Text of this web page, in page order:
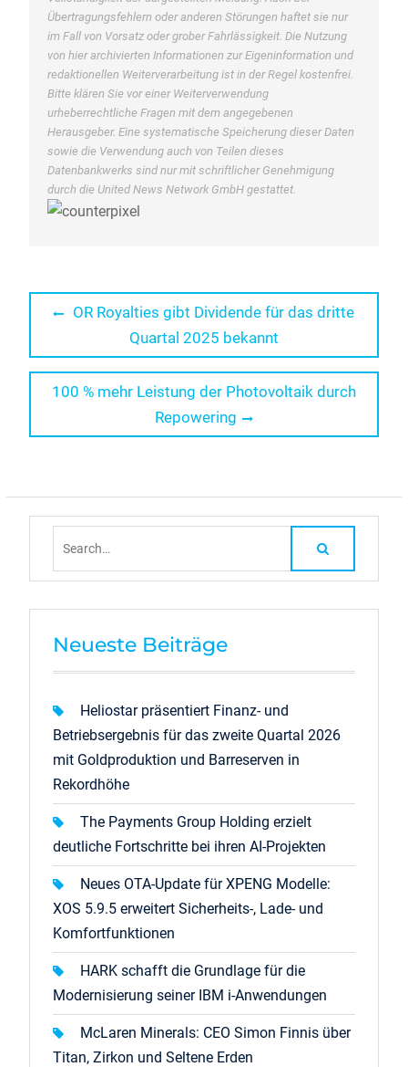
Übertragungsfehlern oder anderen Störungen haftet sie nur
im Fall von Vorsatz oder grober Fahrlässigkeit. Die Nutzung
von hier archivierten Informationen zur Eigeninformation und
redaktionellen Weiterverarbeitung ist in der Regel kostenfrei.
Bitte klären Sie vor einer Weiterverwendung
urheberrechtliche Fragen mit dem angegebenen
Herausgeber. Eine systematische Speicherung dieser Daten
sowie die Verwendung auch von Teilen dieses
Datenbankwerks sind nur mit schriftlicher Genehmigung
durch die United News Network GmbH gestattet.
Beitragsnavigation
Previous
OR Royalties gibt Dividende für das dritte
Quartal 2025 bekannt
Next
100 % mehr Leistung der Photovoltaik durch
Repowering
Neueste Beiträge
Heliostar präsentiert Finanz- und
Betriebsergebnis für das zweite Quartal 2026
mit Goldproduktion und Barreserven in
Rekordhöhe
The Payments Group Holding erzielt
deutliche Fortschritte bei ihren AI-Projekten
Neues OTA-Update für XPENG Modelle:
XOS 5.9.5 erweitert Sicherheits-, Lade- und
Komfortfunktionen
HARK schafft die Grundlage für die
Modernisierung seiner IBM i-Anwendungen
McLaren Minerals: CEO Simon Finnis über
Titan, Zirkon und Seltene Erden